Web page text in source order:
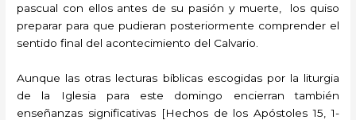
pascual con ellos antes de su pasión y muerte, los quiso
preparar para que pudieran posteriormente comprender el
sentido final del acontecimiento del Calvario.
Aunque las otras lecturas bíblicas escogidas por la liturgia
de la Iglesia para este domingo encierran también
enseñanzas significativas [Hechos de los Apóstoles 15, 1-